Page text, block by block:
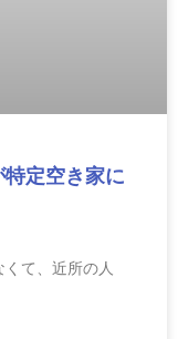
特定空き家に
て、近所の人